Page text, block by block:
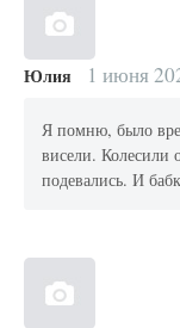
Юлия 1 июня
Я помню, было
висели. Колесили
подевались. И